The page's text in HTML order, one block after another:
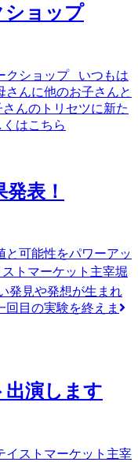
ショップ
クショップ いつもは
さんに他のお子さんと
んのトリセツに新た
くはこちら
表！
と可能性をパワーアッ
トマーケット主宰堀
発見や発想が生まれ
回目の実験を終えま
出演します
イストマーケット主宰